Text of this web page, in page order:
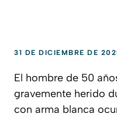
31 DE DICIEMBRE DE
El hombre de 50
gravemente herido
con arma blanca